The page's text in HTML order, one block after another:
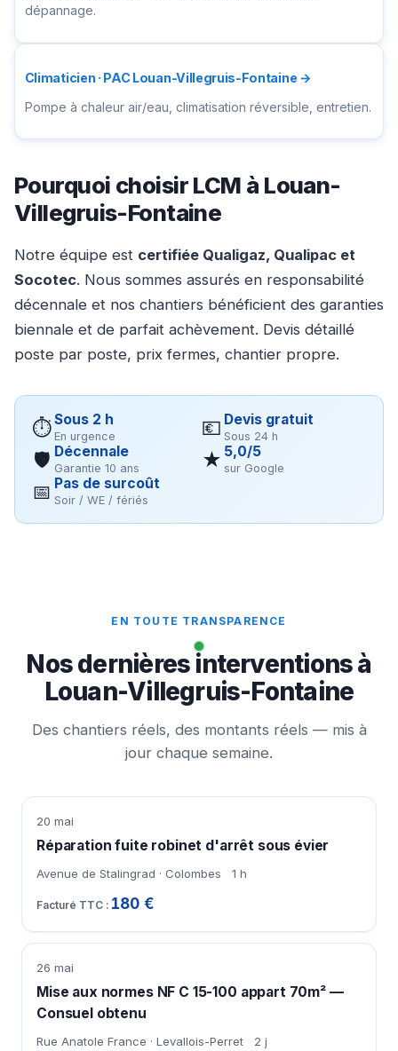
dépannage.
Climaticien · PAC Louan-Villegruis-Fontaine →
Pompe à chaleur air/eau, climatisation réversible, entretien.
Pourquoi choisir LCM à Louan-
Villegruis-Fontaine
Notre équipe est certifiée Qualigaz, Qualipac et
Socotec. Nous sommes assurés en responsabilité
décennale et nos chantiers bénéficient des garanties
biennale et de parfait achèvement. Devis détaillé
poste par poste, prix fermes, chantier propre.
⏱Sous 2 h
En urgence 💶 Devis gratuit
Sous 24 h
🛡 Décennale
Garantie 10 ans ★ 5,0/5
sur Google
📅 Pas de surcoût
Soir / WE / fériés
EN TOUTE TRANSPARENCE
Nos dernières interventions à
Louan-Villegruis-Fontaine
Des chantiers réels, des montants réels — mis à
jour chaque semaine.
20 mai
Réparation fuite robinet d'arrêt sous évier
Avenue de Stalingrad · Colombes 1 h
180 €
26 mai
Mise aux normes NF C 15-100 appart 70m² —
Consuel obtenu
Rue Anatole France · Levallois-Perret 2 j